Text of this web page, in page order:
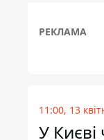
РЕКЛАМА
11:00, 13
У